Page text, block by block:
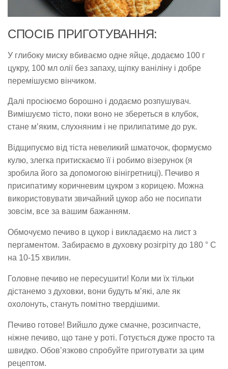
СПОСІБ ПРИГОТУВАННЯ:
У глибоку миску вбиваємо одне яйце, додаємо 100 г
цукру, 100 мл олії без запаху, щіпку ваніліну і добре
перемішуємо вінчиком.
Далі просіюємо борошно і додаємо розпушувач.
Вимішуємо тісто, поки воно не збереться в клубок,
стане м’яким, слухняним і не прилипатиме до рук.
Відщипуємо від тіста невеликий шматочок, формуємо
кулю, злегка притискаємо її і робимо візерунок (я
зробила його за допомогою вінігретниці). Печиво я
присипатиму коричневим цукром з корицею. Можна
використовувати звичайний цукор або не посипати
зовсім, все за вашим бажанням.
Обмочуємо печиво в цукор і викладаємо на лист з
пергаментом. Забираємо в духовку розігріту до 180 ° С
на 10-15 хвилин.
Головне печиво не пересушити! Коли ми їх тільки
дістанемо з духовки, вони будуть м’які, але як
охолонуть, стануть помітно твердішими.
Печиво готове! Вийшло дуже смачне, розсипчасте,
ніжне печиво, що тане у роті. Готується дуже просто та
швидко. Обов’язково спробуйте приготувати за цим
рецептом.